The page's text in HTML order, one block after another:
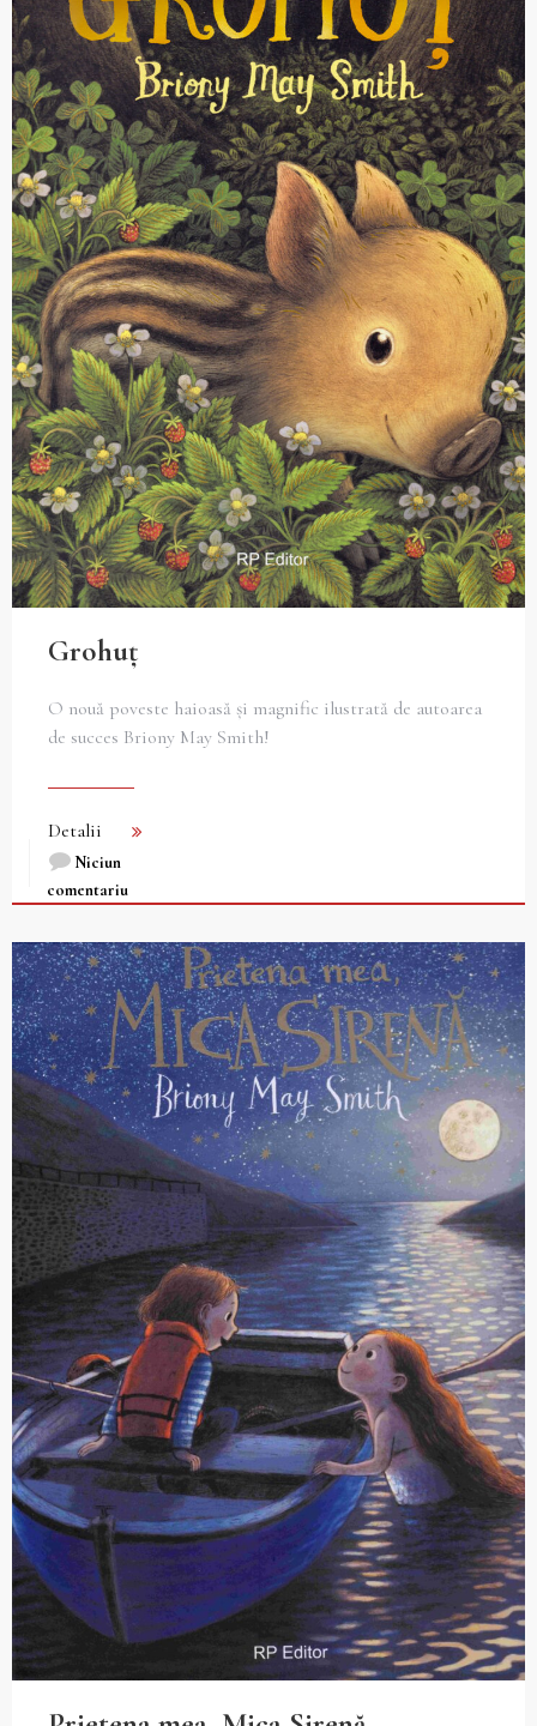
Grohuţ
O nouă poveste haioasă și magnific ilustrată de autoarea
de succes Briony May Smith!
Detalii
Niciun
comentariu